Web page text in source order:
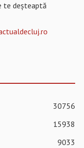
te deșteaptă
30756
15938
9033